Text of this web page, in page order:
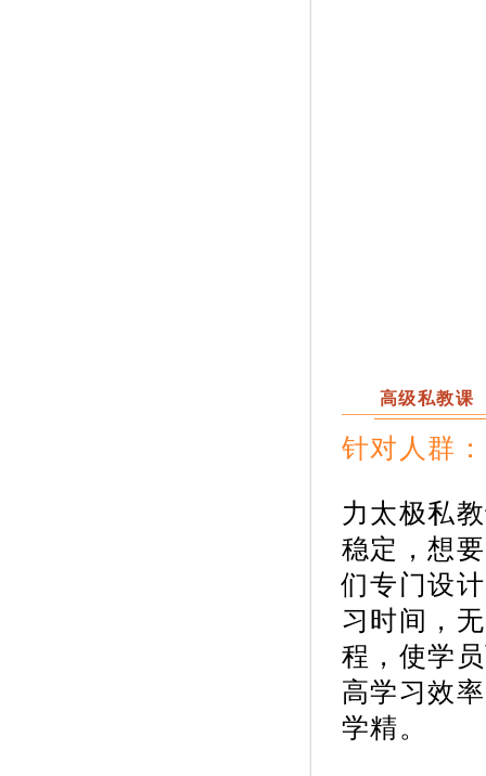
高级私教课
针对人群‍：
力太极私
稳定，想
们专门设
习时间，
程，使学
高学习效
学精。